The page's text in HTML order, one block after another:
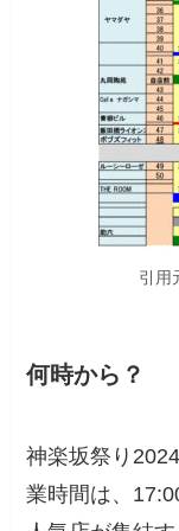
引用
何時から？
神楽坂祭り
業時間は、